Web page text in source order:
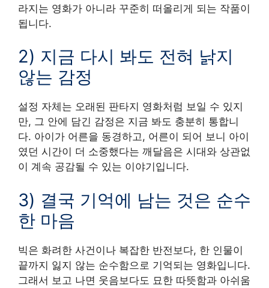
라지는 영화가 아니라 꾸준히 떠올리게 되는 작품이
됩니다.
2) 지금 다시 봐도 전혀 낡지
않는 감정
설정 자체는 오래된 판타지 영화처럼 보일 수 있지
만, 그 안에 담긴 감정은 지금 봐도 충분히 통합니
다. 아이가 어른을 동경하고, 어른이 되어 보니 아이
였던 시간이 더 소중했다는 깨달음은 시대와 상관없
이 계속 공감될 수 있는 이야기입니다.
3) 결국 기억에 남는 것은 순수
한 마음
빅은 화려한 사건이나 복잡한 반전보다, 한 인물이
끝까지 잃지 않는 순수함으로 기억되는 영화입니다.
그래서 보고 나면 웃음보다도 묘한 따뜻함과 아쉬움